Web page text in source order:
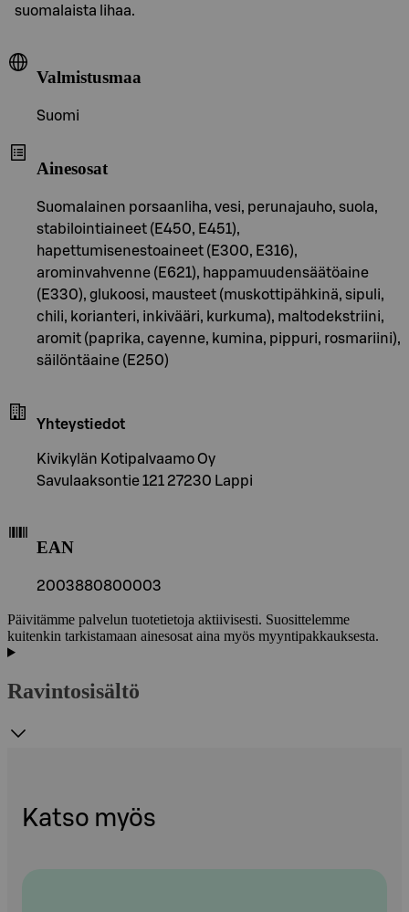
suomalaista lihaa.
Valmistusmaa
Suomi
Ainesosat
Suomalainen porsaanliha, vesi, perunajauho, suola,
stabilointiaineet (E450, E451),
hapettumisenestoaineet (E300, E316),
arominvahvenne (E621), happamuudensäätöaine
(E330), glukoosi, mausteet (muskottipähkinä, sipuli,
chili, korianteri, inkivääri, kurkuma), maltodekstriini,
aromit (paprika, cayenne, kumina, pippuri, rosmariini),
säilöntäaine (E250)
Yhteystiedot
Kivikylän Kotipalvaamo Oy
Savulaaksontie 121 27230 Lappi
EAN
2003880800003
Päivitämme palvelun tuotetietoja aktiivisesti. Suosittelemme
kuitenkin tarkistamaan ainesosat aina myös myyntipakkauksesta.
Ravintosisältö
Katso myös